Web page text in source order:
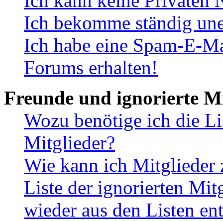
Ich bekomme ständig
Ich habe eine Spam-E-
Forums erhalten!
Freunde und ignorierte
Wozu benötige ich die
Mitglieder?
Wie kann ich Mitglieder
Liste der ignorierten
wieder aus den Listen